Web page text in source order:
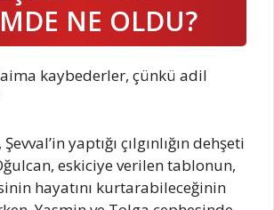
NE OLDU?
kaybederler, çünkü adil
yaptığı çılgınlığın dehşeti
eskiciye verilen tablonun,
hayatını kurtarabileceğinin